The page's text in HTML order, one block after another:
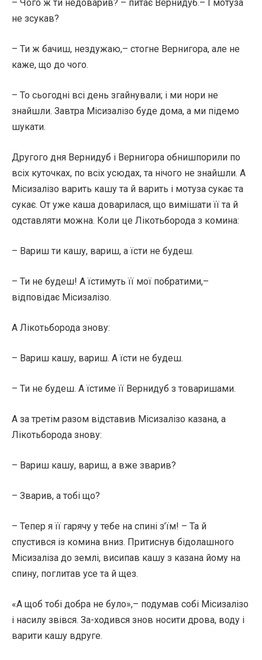
– Чого ж ти недоварив? – питає Вернидуб.– І мотуза
не зсукав?
– Ти ж бачиш, нездужаю,– стогне Вернигора, але не
каже, що до чого.
– То сьогодні всі день згайнували; і ми нори не
знайшли. Завтра Місизалізо буде дома, а ми підемо
шукати.
Другого дня Вернидуб і Вернигора обнишпорили по
всіх куточках, по всіх усюдах, та нічого не знайшли. А
Місизалізо варить кашу та й варить і мотуза сукає та
сукає. От уже каша доварилася, що вимішати її та й
одставляти можна. Коли це Лікотьборода з комина:
– Вариш ти кашу, вариш, а їсти не будеш.
– Ти не будеш! А їстимуть її мої побратими,–
відповідає Місизалізо.
А Лікотьборода знову:
– Вариш кашу, вариш. А їсти не будеш.
– Ти не будеш. А їстиме її Вернидуб з товаришами.
А за третім разом відставив Місизалізо казана, а
Лікотьборода знову:
– Вариш кашу, вариш, а вже зварив?
– Зварив, а тобі що?
– Тепер я її гарячу у тебе на спині з’їм! – Та й
спустився із комина вниз. Притиснув бідолашного
Місизаліза до землі, висипав кашу з казана йому на
спину, поглитав усе та й щез.
«А щоб тобі добра не було»,– подумав собі Місизалізо
і насилу звівся. За-ходився знов носити дрова, воду і
варити кашу вдруге.